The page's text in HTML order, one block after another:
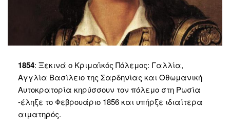
1854: Ξεκινά ο Κριμαϊκός Πόλεμος: Γαλλία,
Αγγλία Βασίλειο της Σαρδηνίας και Οθωμανική
Αυτοκρατορία κηρύσσουν τον πόλεμο στη Ρωσία
-έληξε το Φεβρουάριο 1856 και υπήρξε ιδιαίτερα
αιματηρός.